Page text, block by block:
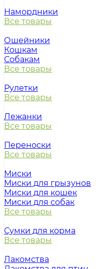
Намордники
Все товары
Ошейники
Кошкам
Собакам
Все товары
Рулетки
Все товары
Лежанки
Все товары
Переноски
Все товары
Миски
Миски для грызунов
Миски для кошек
Миски для собак
Все товары
Сумки для корма
Все товары
Лакомства